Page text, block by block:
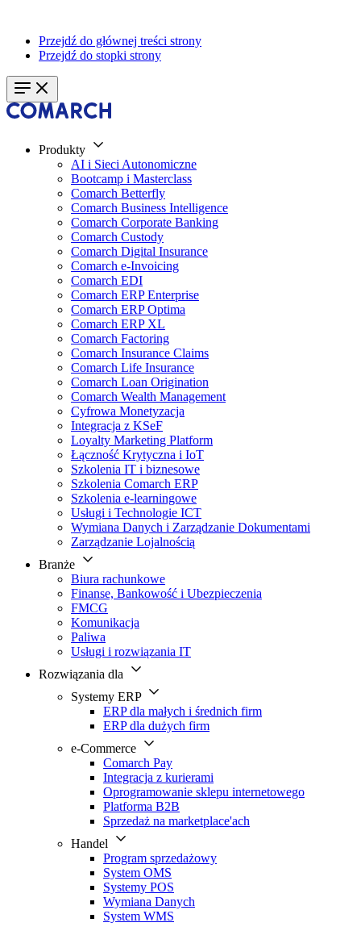
Przejdź do głównej treści strony
Przejdź do stopki strony
Produkty
AI i Sieci Autonomiczne
Bootcamp i Masterclass
Comarch Betterfly
Comarch Business Intelligence
Comarch Corporate Banking
Comarch Custody
Comarch Digital Insurance
Comarch e-Invoicing
Comarch EDI
Comarch ERP Enterprise
Comarch ERP Optima
Comarch ERP XL
Comarch Factoring
Comarch Insurance Claims
Comarch Life Insurance
Comarch Loan Origination
Comarch Wealth Management
Cyfrowa Monetyzacja
Integracja z KSeF
Loyalty Marketing Platform
Łączność Krytyczna i IoT
Szkolenia IT i biznesowe
Szkolenia Comarch ERP
Szkolenia e-learningowe
Usługi i Technologie ICT
Wymiana Danych i Zarządzanie Dokumentami
Zarządzanie Lojalnością
Branże
Biura rachunkowe
Finanse, Bankowość i Ubezpieczenia
FMCG
Komunikacja
Paliwa
Usługi i rozwiązania IT
Rozwiązania dla
Systemy ERP
ERP dla małych i średnich firm
ERP dla dużych firm
e-Commerce
Comarch Pay
Integracja z kurierami
Oprogramowanie sklepu internetowego
Platforma B2B
Sprzedaż na marketplace'ach
Handel
Program sprzedażowy
System OMS
Systemy POS
Wymiana Danych
System WMS